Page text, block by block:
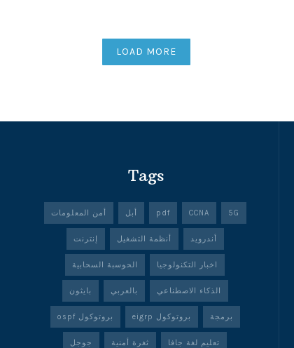
LOAD MORE
Tags
5G
CCNA
pdf أبل أمن المعلومات
أندرويد أنظمة التشغيل إنترنت
اخبار التكنولوجيا الحوسبة السحابية
الذكاء الاصطناعي بالعربي بايثون
برمجة بروتوكول eigrp بروتوكول ospf
تعليم لغة جافا ثغرة أمنية جوجل